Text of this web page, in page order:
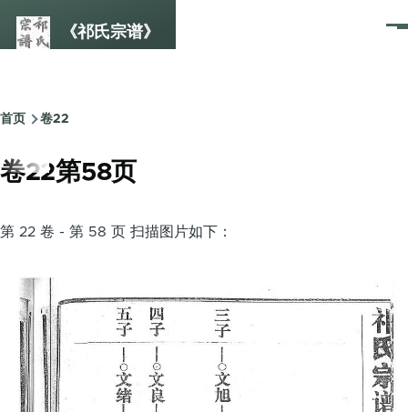
《祁氏宗谱》
菜
面
包
屑
首页 卷22
卷22第58页
第 22 卷 - 第 58 页 扫描图片如下：